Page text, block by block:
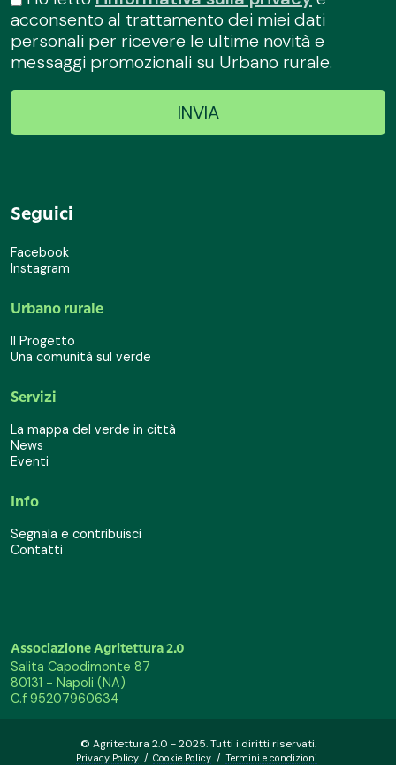
acconsento al trattamento dei miei dati
personali per ricevere le ultime novità e
messaggi promozionali su Urbano rurale.
Seguici
Facebook
Instagram
Urbano rurale
Il Progetto
Una comunità sul verde
Servizi
La mappa del verde in città
News
Eventi
Info
Segnala e contribuisci
Contatti
Associazione Agritettura 2.0
Salita Capodimonte 87
80131 - Napoli (NA)
C.f 95207960634
© Agritettura 2.0 - 2025. Tutti i diritti riservati.
Privacy Policy / Cookie Policy / Termini e condizioni